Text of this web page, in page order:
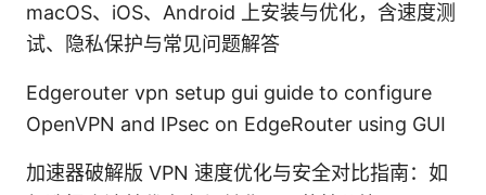
macOS、iOS、Android 上安装与优化，含速度测
试、隐私保护与常见问题解答
Edgerouter vpn setup gui guide to configure
OpenVPN and IPsec on EdgeRouter using GUI
加速器破解版 VPN 速度优化与安全对比指南：如